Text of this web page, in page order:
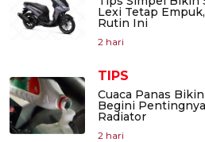
Lexi Tetap
Rutin Ini
2 hari
TIPS
Cuaca Panas
Begini
Radiator
2 hari